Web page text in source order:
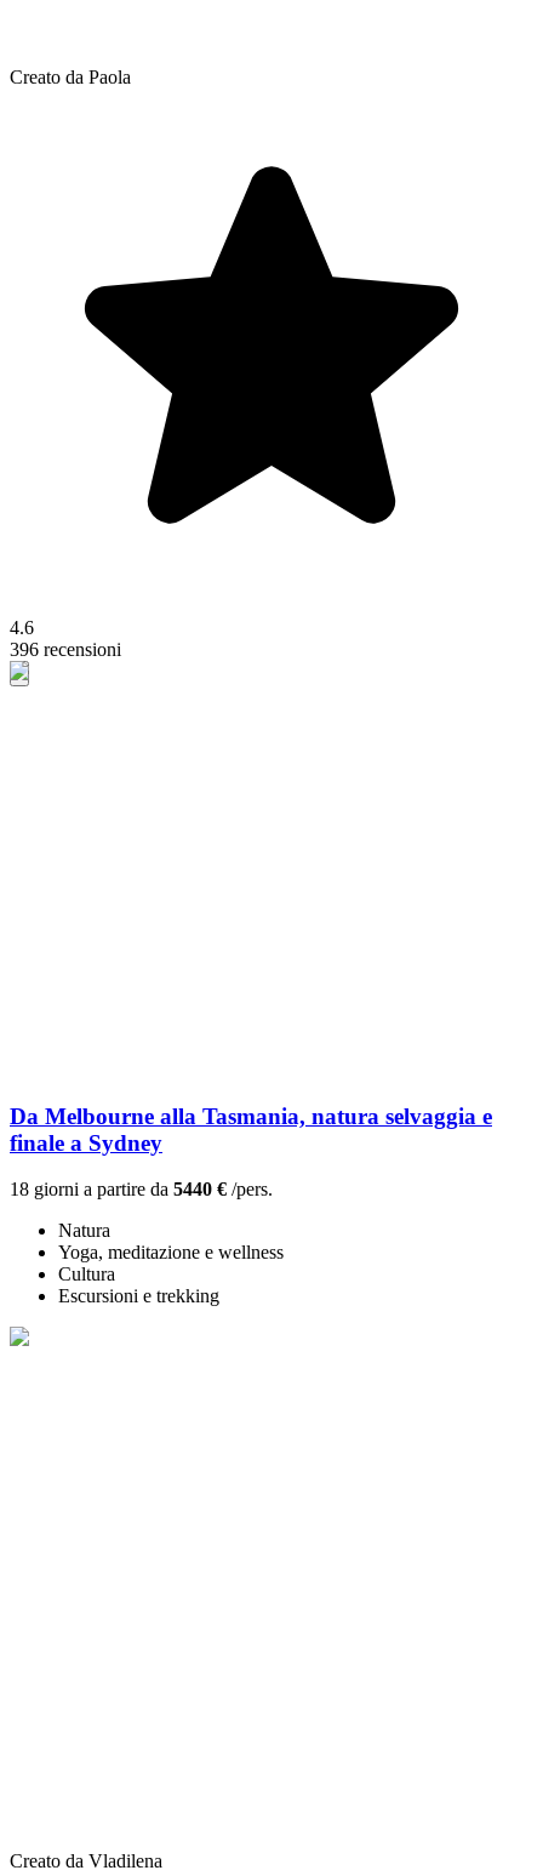
Creato da Paola
4.6
396 recensioni
Da Melbourne alla Tasmania, natura selvaggia e
finale a Sydney
18 giorni a partire da 5440 € /pers.
Natura
Yoga, meditazione e wellness
Cultura
Escursioni e trekking
Creato da Vladilena